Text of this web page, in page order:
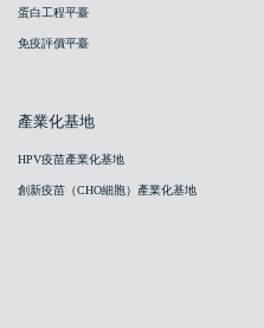
蛋白工程平臺
免疫評價平臺
產業化基地
HPV疫苗產業化基地
創新疫苗（CHO細胞）產業化基地